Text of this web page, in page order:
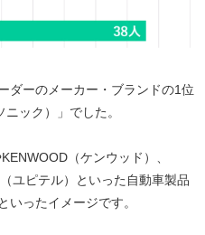
ダーのメーカー・ブランドの1位
ック）」でした。
（ケンウッド）、
ユピテル）といった自動車製品
いったイメージです。